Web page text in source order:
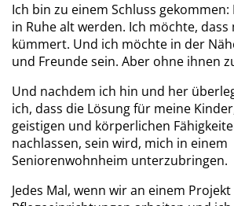
Ich bin zu einem Schluss
in Ruhe alt werden. Ich möchte,
kümmert. Und ich möchte in der
und Freunde sein. Aber ohne ihnen
Und nachdem ich hin und her
ich, dass die Lösung für meine
geistigen und körperlichen
nachlassen, sein wird, mich in einem
Seniorenwohnheim unterzubringen.
Jedes Mal, wenn wir an einem Projekt